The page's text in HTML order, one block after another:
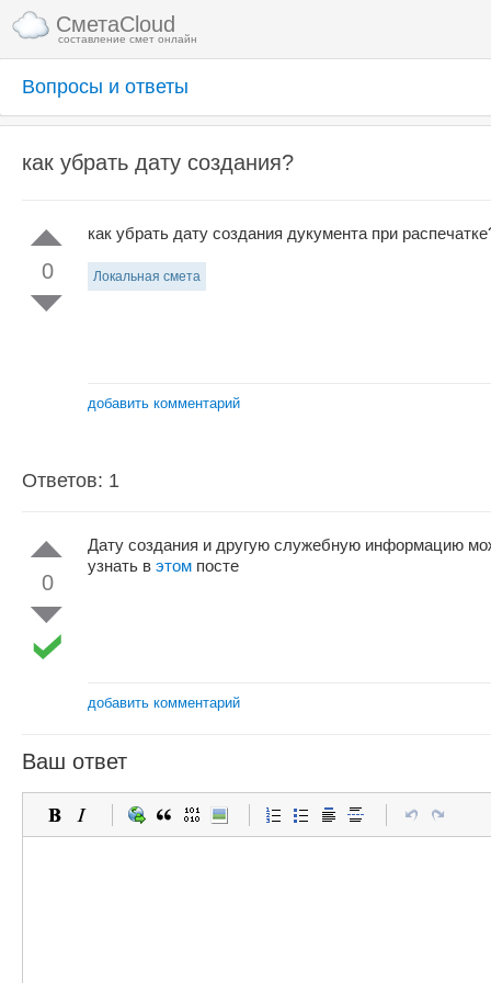
СметаCloud
составление смет онлайн
Вопросы и ответы
как убрать дату создания?
0
как убрать дату создания дукумента при
Локальная смета
добавить комментарий
Ответов: 1
0
Дату создания и другую служебную информацию
узнать в этом посте
добавить комментарий
Ваш ответ